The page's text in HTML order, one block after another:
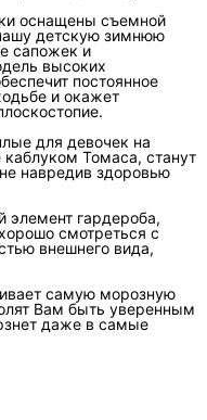
оснащены съемной
детскую зимнюю
сапожек и
высоких
постоянное
и окажет
для девочек на
Томаса, станут
навредив здоровью
гардероба,
смотреться с
внешнего вида,
самую морозную
Вам быть уверенным
даже в самые